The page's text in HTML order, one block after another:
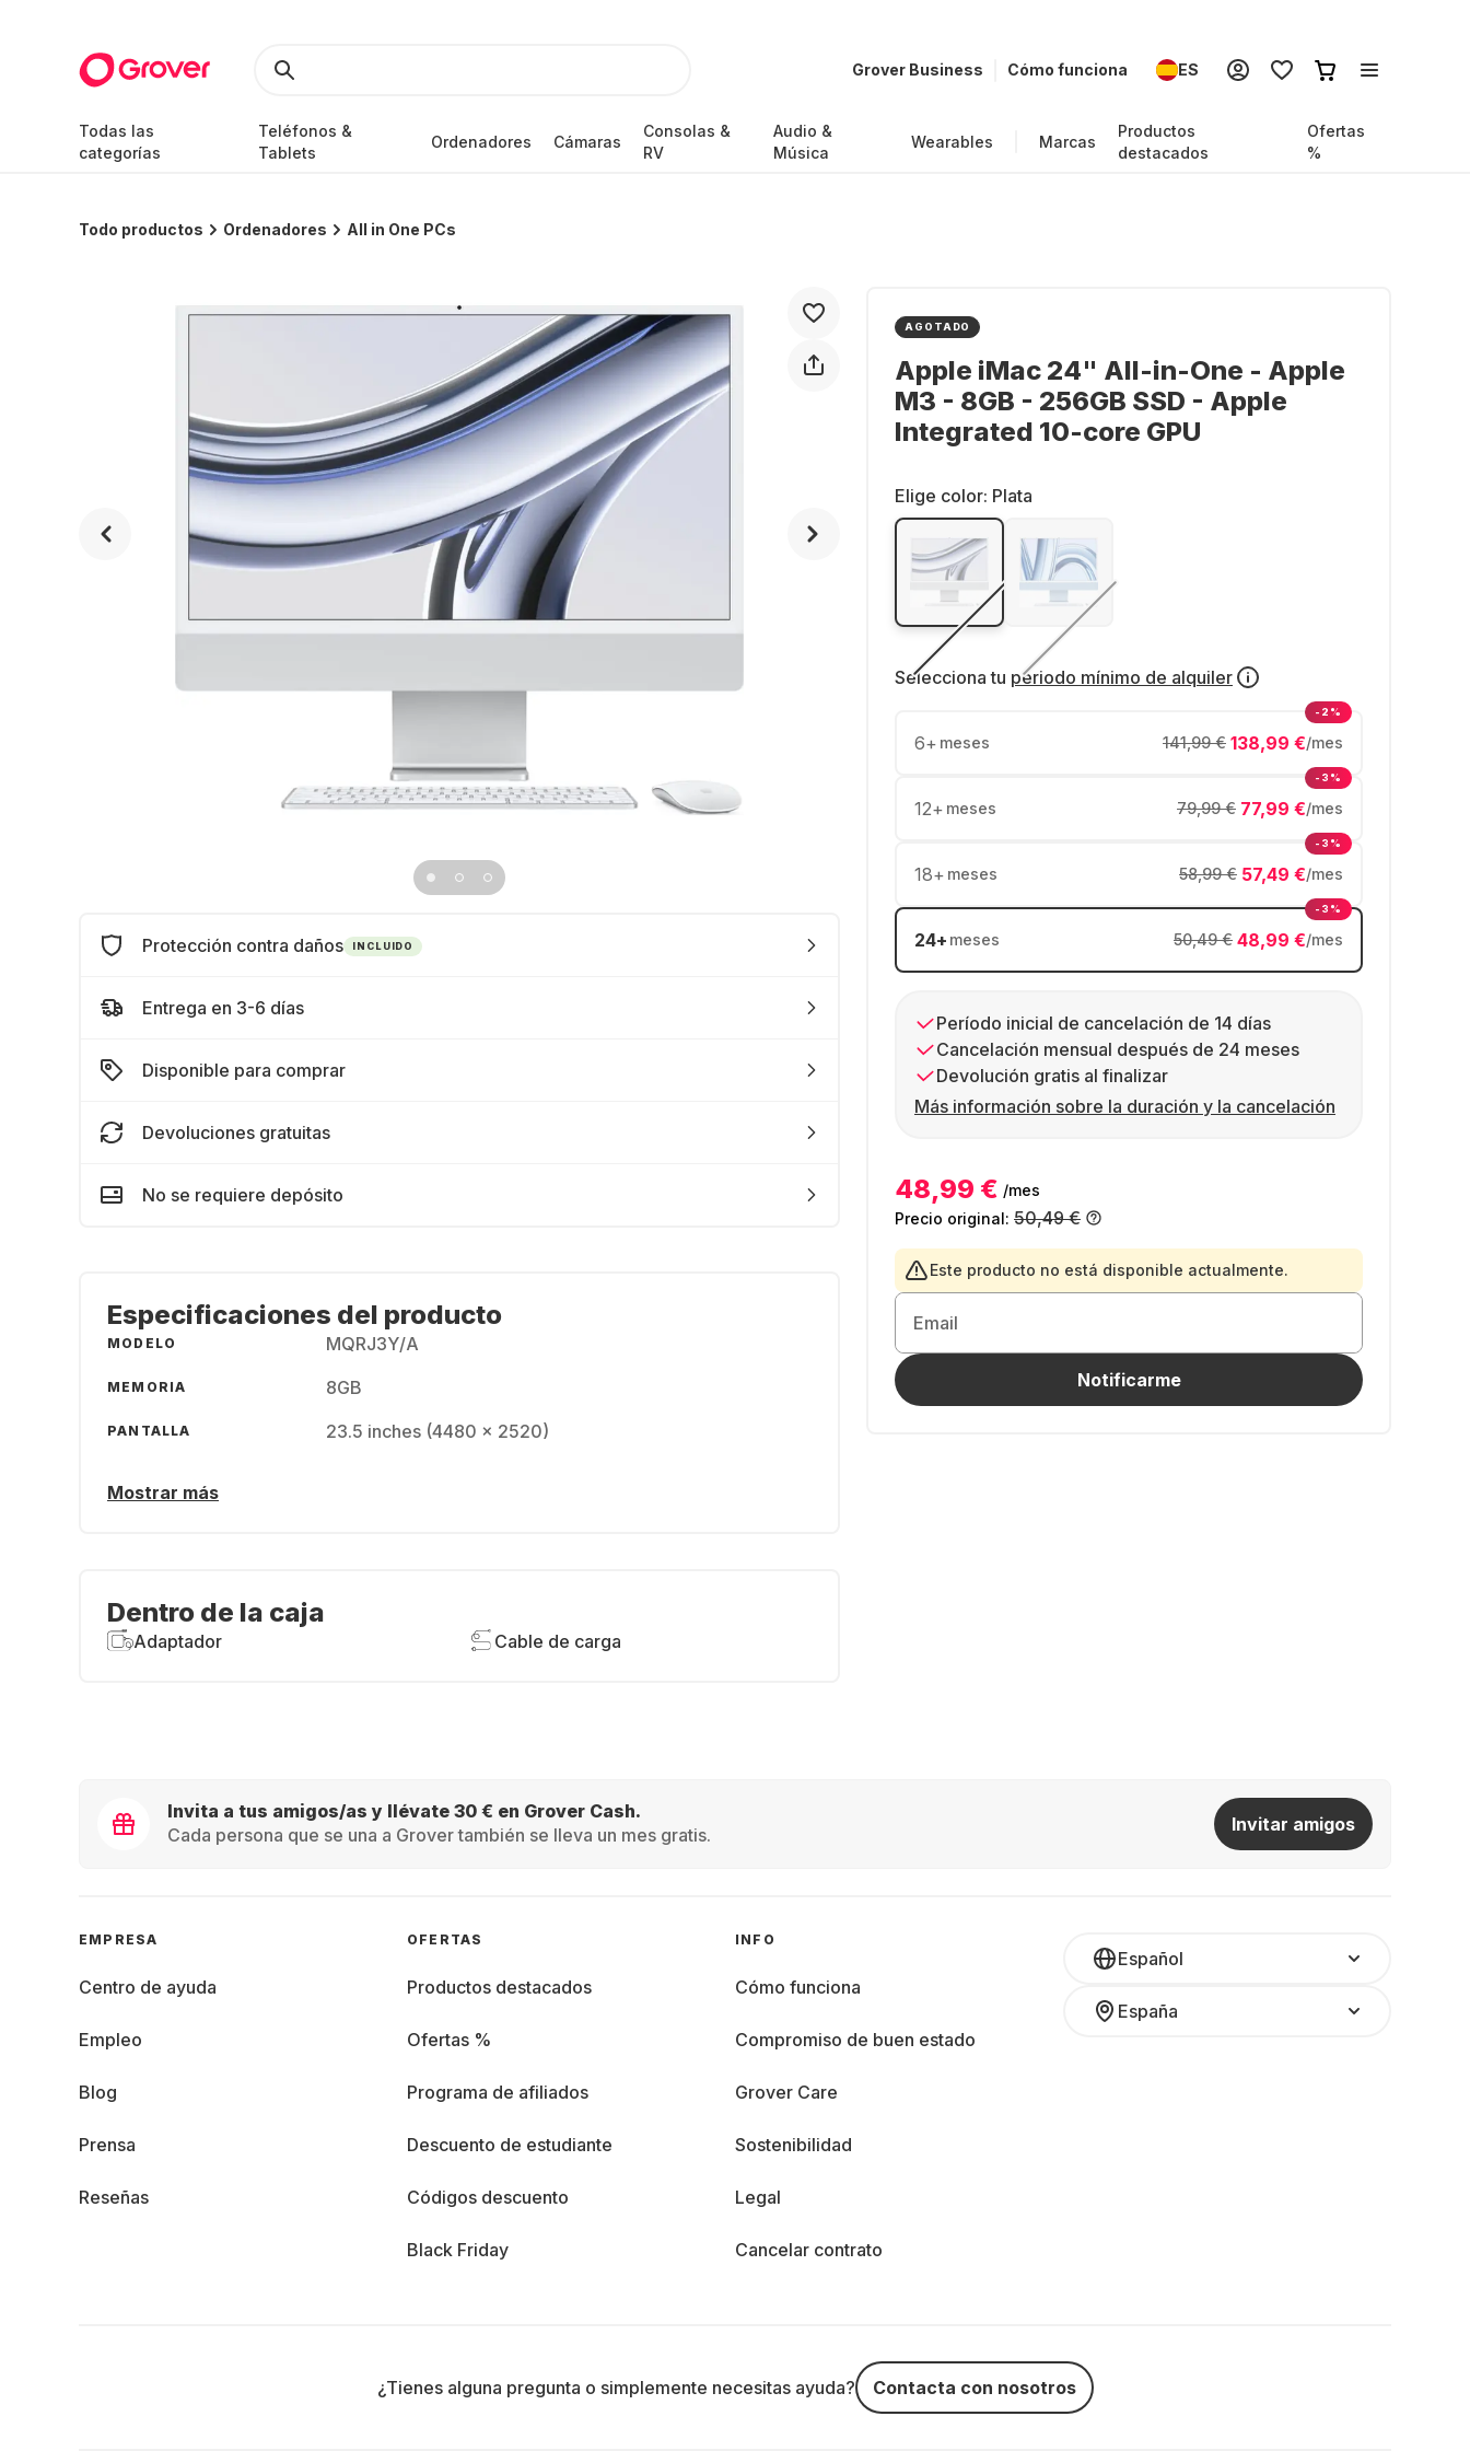
Grover Business Cómo funciona ES
Todas las
categorías
Teléfonos &
Tablets
Ordenadores Cámaras
Consolas &
RV
Audio &
Música
Wearables Marcas
Productos
destacados
Ofertas
%
Todo productos Ordenadores All in One PCs
AGOTADO
Apple iMac 24" All-in-One - Apple
M3 - 8GB - 256GB SSD - Apple
Integrated 10-core GPU
Elige color: Plata
Selecciona tu periodo mínimo de alquiler
6+ meses 138,99 €/mes
141,99 €
-2%
12+ meses 77,99 €/mes
79,99 €
-3%
18+ meses 57,49 €/mes
58,99 €
-3%
24+ meses 48,99 €/mes
50,49 €
-3%
Período inicial de cancelación de 14 días
Cancelación mensual después de 24 meses
Devolución gratis al finalizar
Más información sobre la duración y la cancelación
48,99 € /mes
Precio original: 50,49 €
Este producto no está disponible actualmente.
Email
Notificarme
Protección contra daños INCLUIDO
Entrega en 3-6 días
Disponible para comprar
Devoluciones gratuitas
No se requiere depósito
Especificaciones del producto
MODELO MQRJ3Y/A
MEMORIA 8GB
PANTALLA 23.5 inches (4480 x 2520)
Mostrar más
Dentro de la caja
Adaptador Cable de carga
Invita a tus amigos/as y llévate 30 € en Grover Cash.
Cada persona que se una a Grover también se lleva un mes gratis.
Invitar amigos
Español
España
EMPRESA
Centro de ayuda
Empleo
Blog
Prensa
Reseñas
OFERTAS
Productos destacados
Ofertas %
Programa de afiliados
Descuento de estudiante
Códigos descuento
Black Friday
INFO
Cómo funciona
Compromiso de buen estado
Grover Care
Sostenibilidad
Legal
Cancelar contrato
¿Tienes alguna pregunta o simplemente necesitas ayuda? Contacta con nosotros